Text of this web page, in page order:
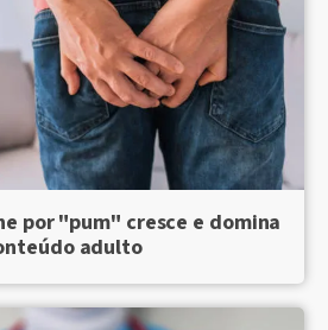
por "pum" cresce e domina
adulto